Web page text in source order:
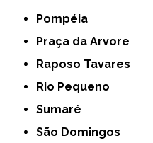
Pompéia
Praça da Arvore
Raposo Tavares
Rio Pequeno
Sumaré
São Domingos